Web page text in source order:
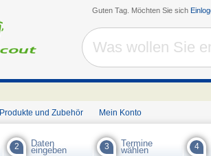
Guten Tag. Möchten Sie sich
Produkte und Zubehör Mein Konto
2 Daten
eingeben 3 Termine
wählen 4